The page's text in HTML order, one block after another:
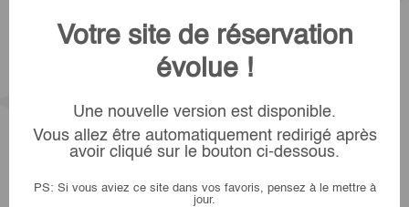
Votre site de réservation
évolue !
Une nouvelle version est disponible.
Vous allez être automatiquement redirigé après
avoir cliqué sur le bouton ci-dessous.
PS: Si vous aviez ce site dans vos favoris, pensez à le mettre à
jour.